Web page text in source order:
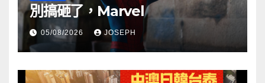
別搞砸了，Marvel
05/08/2026 JOSEPH